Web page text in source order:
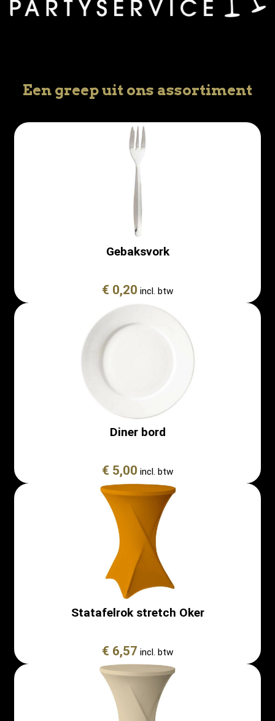
Een greep uit ons assortiment
Gebaksvork
€ 0,20 incl. btw
Diner bord
€ 5,00 incl. btw
Statafelrok stretch Oker
€ 6,57 incl. btw